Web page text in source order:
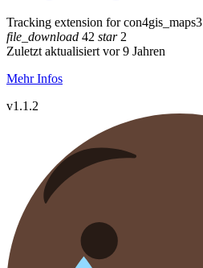
Tracking extension for con4gis_maps3
file_download 42 star2
Zuletzt aktualisiert vor 9 Jahren
Mehr Infos
v1.1.2